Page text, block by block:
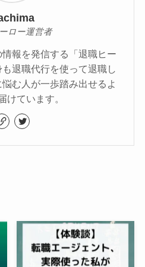
ロー運営者
報を発信する「退職ヒー
退職代行を使って退職し
む人が一歩踏み出せるよ
けています。